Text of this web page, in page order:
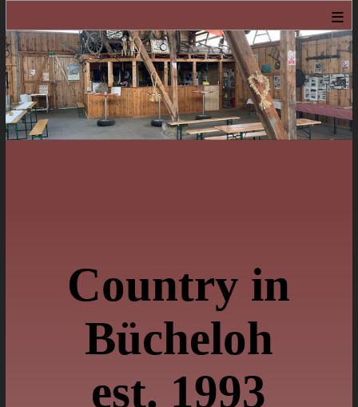
≡
Country in
Bücheloh
est. 1993